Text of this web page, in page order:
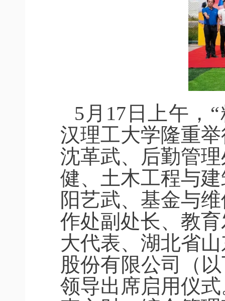
5月17日上午，
汉理工大学隆重
沈革武、后勤管
健、土木工程与
阳艺武、基金与
作处副处长、教
大代表、湖北省
股份有限公司（
领导出席启用仪